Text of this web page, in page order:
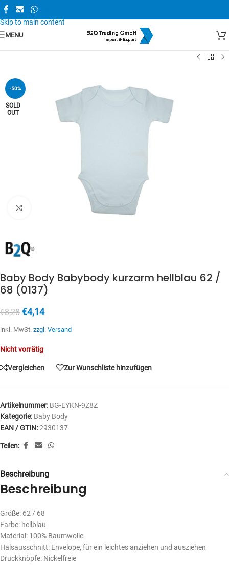
Skip to navigation
Skip to main content
MENU
-50%
SOLD
OUT
Zum Vergrößern anklicken
Baby Body Babybody kurzarm hellblau 62 /
68 (0137)
€8,28 €4,14
inkl. MwSt. zzgl. Versand
Nicht vorrätig
Vergleichen Zur Wunschliste hinzufügen
Artikelnummer: BG-EYKN-9Z8Z
Kategorie: Baby Body
EAN / GTIN:2930137
Teilen:
Beschreibung
Beschreibung
Größe: 62 / 68
Farbe: hellblau
Material: 100% Baumwolle
Halsausschnitt: Envelope, für ein leichtes anziehen und ausziehen
Druckknöpfe: Nickelfreie